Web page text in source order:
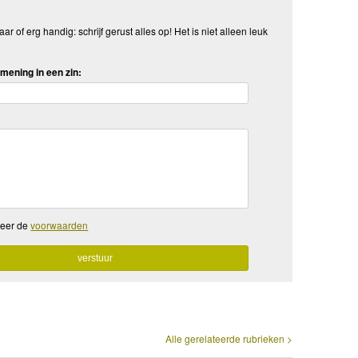
of erg handig: schrijf gerust alles op! Het is niet alleen leuk
in een zin:
devoorwaarden
Alle gerelateerde rubrieken >